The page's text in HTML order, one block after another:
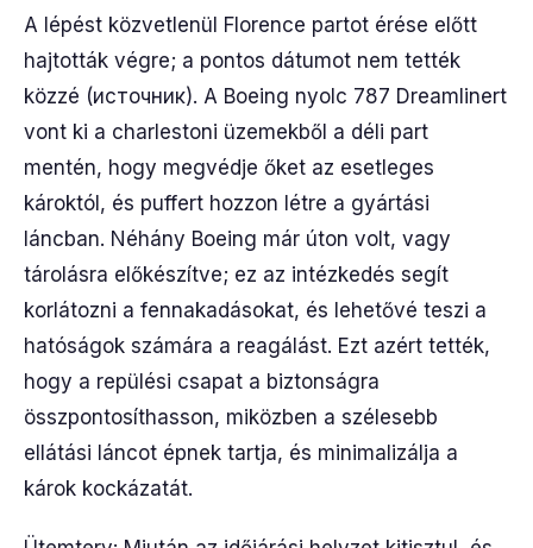
A lépést közvetlenül Florence partot érése előtt
hajtották végre; a pontos dátumot nem tették
közzé (источник). A Boeing nyolc 787 Dreamlinert
vont ki a charlestoni üzemekből a déli part
mentén, hogy megvédje őket az esetleges
károktól, és puffert hozzon létre a gyártási
láncban. Néhány Boeing már úton volt, vagy
tárolásra előkészítve; ez az intézkedés segít
korlátozni a fennakadásokat, és lehetővé teszi a
hatóságok számára a reagálást. Ezt azért tették,
hogy a repülési csapat a biztonságra
összpontosíthasson, miközben a szélesebb
ellátási láncot épnek tartja, és minimalizálja a
károk kockázatát.